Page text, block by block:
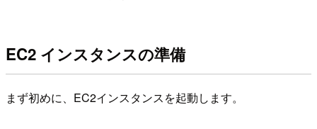
EC2 インスタンスの準備
まず初めに、EC2インスタンスを起動します。